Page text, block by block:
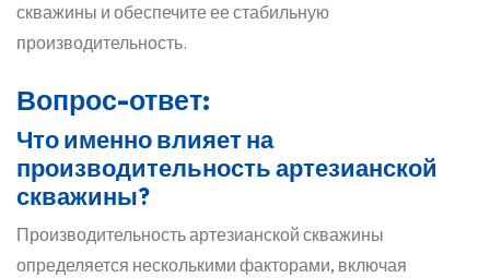
скважины и обеспечите ее стабильную
производительность.
Вопрос-ответ:
Что именно влияет на
производительность артезианской
скважины?
Производительность артезианской скважины
определяется несколькими факторами, включая